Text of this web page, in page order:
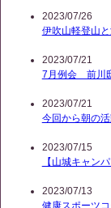
2023/07/26
伊吹山軽登山
2023/07/21
7月例会 前川
2023/07/21
今回から朝の
2023/07/15
【山城キャン
2023/07/13